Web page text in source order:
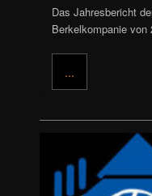
Das Jahresbericht
Berkelkompanie
...